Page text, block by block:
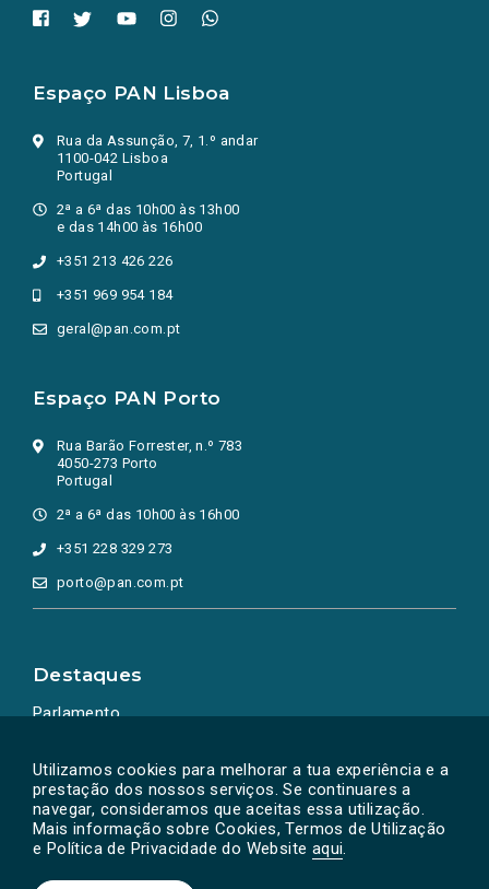
Utilizamos cookies para melhorar a tua experiência e a
prestação dos nossos serviços. Se continuares a
navegar, consideramos que aceitas essa utilização.
Mais informação sobre Cookies, Termos de Utilização
e Política de Privacidade do Website aqui.
Espaço PAN Lisboa
Rua da Assunção, 7, 1.º andar
1100-042 Lisboa
Portugal
2ª a 6ª das 10h00 às 13h00
e das 14h00 às 16h00
+351 213 426 226
+351 969 954 184
geral@pan.com.pt
Espaço PAN Porto
Rua Barão Forrester, n.º 783
4050-273 Porto
Portugal
2ª a 6ª das 10h00 às 16h00
+351 228 329 273
porto@pan.com.pt
Destaques
Parlamento